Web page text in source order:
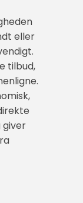
eller
tilbud,
giver